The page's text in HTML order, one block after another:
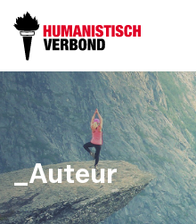
_Auteur